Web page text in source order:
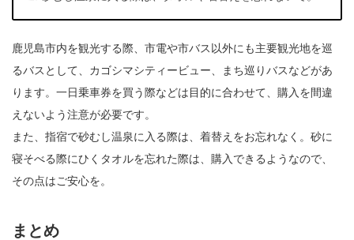
鹿児島市内を観光する際、市電や市バス以外にも主要観光地を巡
るバスとして、カゴシマシティービュー、まち巡りバスなどがあ
ります。一日乗車券を買う際などは目的に合わせて、購入を間違
えないよう注意が必要です。
また、指宿で砂むし温泉に入る際は、着替えをお忘れなく。砂に
寝そべる際にひくタオルを忘れた際は、購入できるようなので、
その点はご安心を。
まとめ